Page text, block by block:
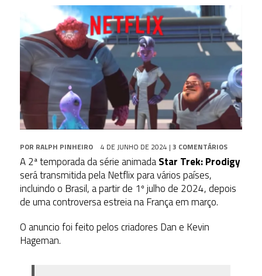
POR RALPH PINHEIRO 4 DE JUNHO DE 2024 | 3 COMENTÁRIOS
A 2ª temporada da série animadaStar Trek: Prodigy
será transmitida pela Netflix para vários países,
incluindo o Brasil, a partir de 1º julho de 2024, depois
de uma controversa estreia na França em março.
O anuncio foi feito pelos criadores Dan e Kevin
Hageman.